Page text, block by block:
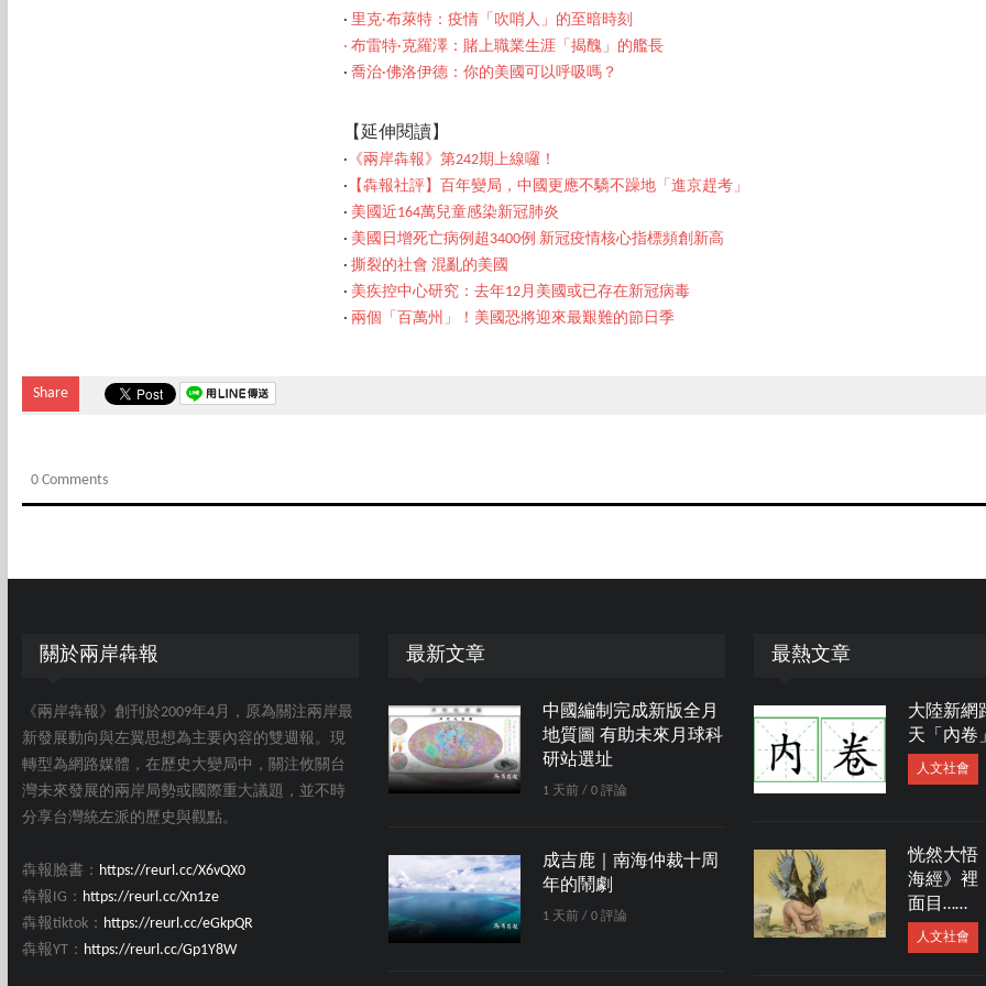
‧ 里克·布萊特：疫情「吹哨人」的至暗時刻
‧ 布雷特·克羅澤：賭上職業生涯「揭醜」的艦長
‧ 喬治·佛洛伊德：你的美國可以呼吸嗎？
【延伸閱讀】
‧ 《兩岸犇報》第242期上線囉！
‧ 【犇報社評】百年變局，中國更應不驕不躁地「進京趕考」
‧ 美國近164萬兒童感染新冠肺炎
‧ 美國日增死亡病例超3400例 新冠疫情核心指標頻創新高
‧ 撕裂的社會 混亂的美國
‧ 美疾控中心研究：去年12月美國或已存在新冠病毒
‧ 兩個「百萬州」！美國恐將迎來最艱難的節日季
Share
0 Comments
關於兩岸犇報
《兩岸犇報》創刊於2009年4月，原為關注兩岸最
新發展動向與左翼思想為主要內容的雙週報。現
轉型為網路媒體，在歷史大變局中，關注攸關台
灣未來發展的兩岸局勢或國際重大議題，並不時
分享台灣統左派的歷史與觀點。
犇報臉書： https://reurl.cc/X6vQX0
犇報IG： https://reurl.cc/Xn1ze
犇報tiktok： https://reurl.cc/eGkpQR
犇報YT： https://reurl.cc/Gp1Y8W
最新文章
中國編制完成新版全月
地質圖 有助未來月球科
研站選址
1 天前 / 0 評論
成吉鹿｜南海仲裁十周
年的鬧劇
1 天前 / 0 評論
最熱文章
大陸新網
天「內卷
人文社會
恍然大悟
海經》裡
面目……
人文社會